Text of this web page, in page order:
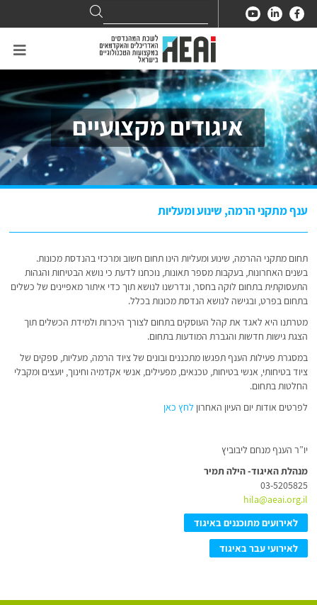
for:
Search
איגודים מקצועיים
ענף מתקני הרמה, שינוע ומעליות
תחום מתקני ההרמה, שינוע ומעליות הינו תחום חשוב ומרכזי בהנדסת מכונות.
בשנים האחרונות, בעקבות מספר תאונות, נוכחנו לדעת כי נושא הבטיחות והגהות
התעסוקתית בתחום לוקה בחסר, ונדרשנו לנושא תוך כדי איתור מאפיינים של כשלים
בתחום בפרט, ובגישה לנושא הנדסת מכונות בכלל.
מטרתנו היא לאגד את קהל העוסקים בתחום לצורך היכרות ולמידת הכשלים תוך
הצגת גישות חדשות והגברת המודעות בתחום.
במסגרת פעילות הענף תפגשו מתכננים ובונים של ציוד הרמה, מעליות, ספקים של
ציוד בטיחותי, אנשי בטיחות, טכנאים, מפעילים, אנשי אקדמיה וחינוך, יועצים ומקבלי
החלטות בתחום.
לפרטים אודות יום העיון האחרון לחץ כאן
יו”ר הענף מנחם ליבוביץ
מנהלת האיגוד- הילה תמיר
03-5205825
hila@aeai.org.il
לאירועים מתוכננים באיגוד
לאירועי עבר באיגוד